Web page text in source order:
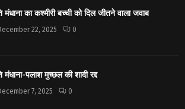
मंधाना का कश्मीरी बच्ची को दिल जीतने वाला जवाब
22, 2025 0
मंधाना-पलाश मुच्छल की शादी रद्द
7, 2025 0